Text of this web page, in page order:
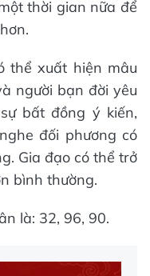
thời gian nữa để
thể xuất hiện mâu
người bạn đời yêu
bất đồng ý kiến,
đối phương có
Gia đạo có thể trở
bình thường.
là: 32, 96, 90.